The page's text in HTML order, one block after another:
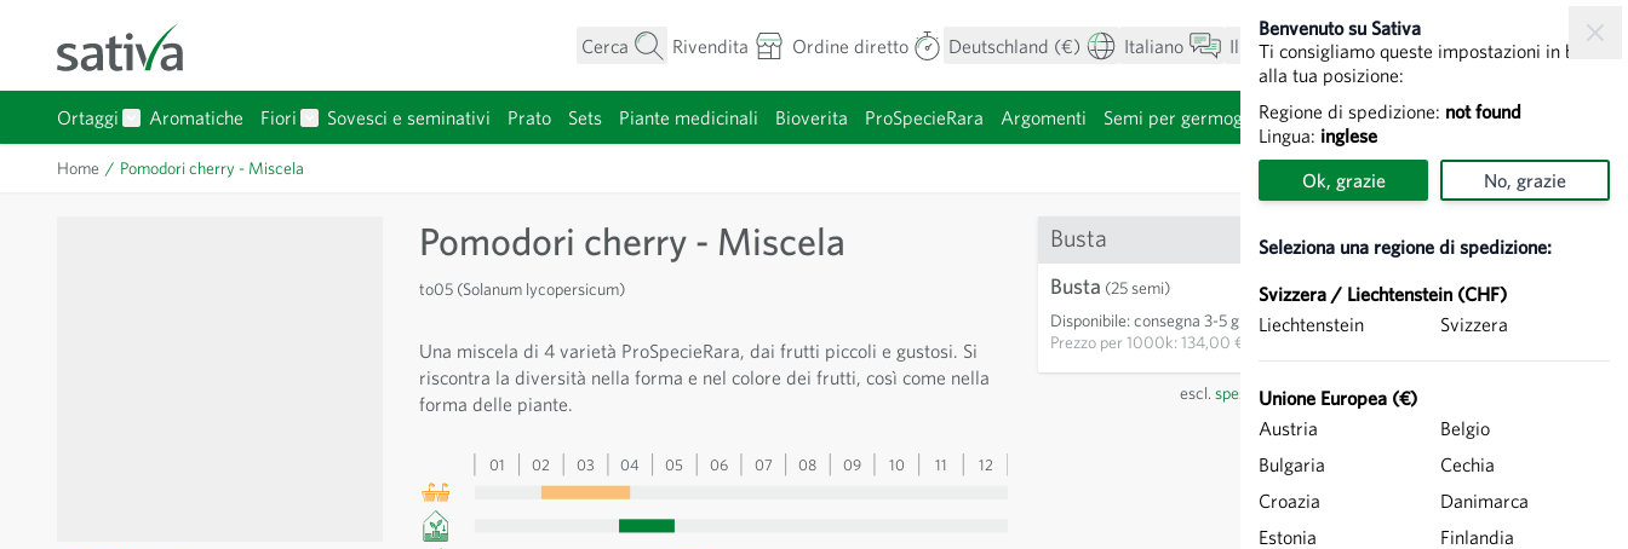
Cerca
Rivendita Ordine diretto Deutschland (€) Italiano Il mio account Visualizza carrello
Ortaggi
Aromatiche
Fiori
Sovesci e seminativi Prato Sets Piante medicinali Bioverita ProSpecieRara Argomenti Semi per germogli
Benvenuto su Sativa
Ti consigliamo queste impostazioni in base
alla tua posizione:
Regione di spedizione: not found
Lingua: inglese
Ok, grazie No, grazie
Seleziona una regione di spedizione:
Svizzera / Liechtenstein (CHF)
Liechtenstein
Svizzera
Unione Europea (€)
Austria
Belgio
Bulgaria
Cechia
Croazia
Danimarca
Estonia
Finlandia
Home / Pomodori cherry - Miscela
Pomodori cherry - Miscela
to05 (Solanum lycopersicum)
Una miscela di 4 varietà ProSpecieRara, dai frutti piccoli e gustosi. Si
riscontra la diversità nella forma e nel colore dei frutti, così come nella
forma delle piante.
01 02 03 04 05 06 07 08 09 10 11 12
Busta
Busta (25 semi)
Disponibile: consegna 3-5 giorni
Prezzo per1000k: 134,00 €
3,35 €
AGGIUNGI AL CARRELLO
escl. spese di spedizione, IVA incl.